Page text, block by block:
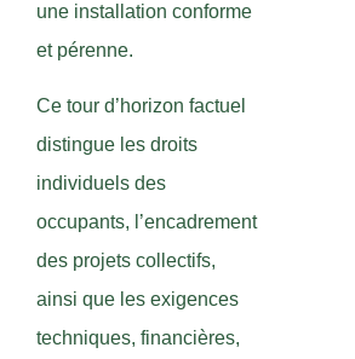
une installation conforme
et pérenne.
Ce tour d’horizon factuel
distingue les droits
individuels des
occupants, l’encadrement
des projets collectifs,
ainsi que les exigences
techniques, financières,